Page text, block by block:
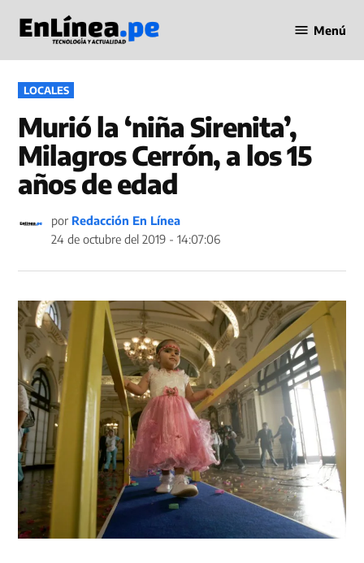
contenido
en Línea
Menú
PUBLICADO
EN
LOCALES
Murió la ‘niña Sirenita’,
Milagros Cerrón, a los 15
años de edad
por Redacción En Línea
24 de octubre del 2019 - 14:07:06